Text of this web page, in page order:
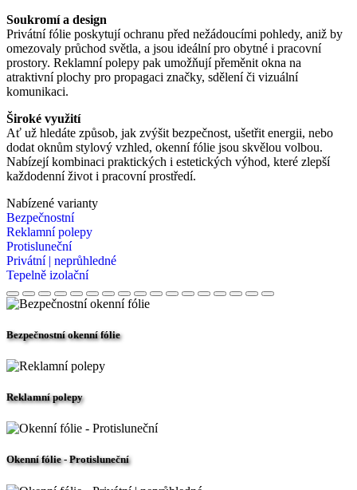
Soukromí a design
Privátní fólie poskytují ochranu před nežádoucími pohledy, aniž by
omezovaly průchod světla, a jsou ideální pro obytné i pracovní
prostory. Reklamní polepy pak umožňují přeměnit okna na
atraktivní plochy pro propagaci značky, sdělení či vizuální
komunikaci.
Široké využití
Ať už hledáte způsob, jak zvýšit bezpečnost, ušetřit energii, nebo
dodat oknům stylový vzhled, okenní fólie jsou skvělou volbou.
Nabízejí kombinaci praktických i estetických výhod, které zlepší
každodenní život i pracovní prostředí.
Nabízené varianty
Bezpečnostní
Reklamní polepy
Protisluneční
Privátní | neprůhledné
Tepelně izolační
Bezpečnostní okenní fólie
Reklamní polepy
Okenní fólie - Protisluneční